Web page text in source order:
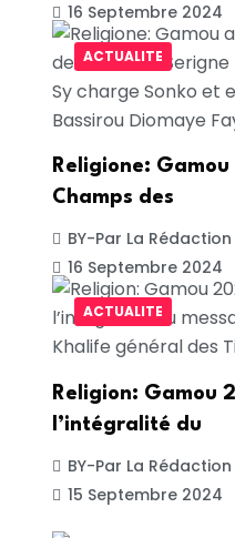
16 Septembre 2024
ACTUALITE
Religione:
Champs des
BY-Par La Rédaction
16 Septembre 2024
ACTUALITE
Religion: Gamou
l’intégralité du
BY-Par La Rédaction
15 Septembre 2024